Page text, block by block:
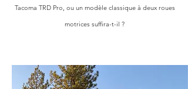
Tacoma TRD Pro, ou un modèle classique à deux roues
motrices suffira-t-il ?